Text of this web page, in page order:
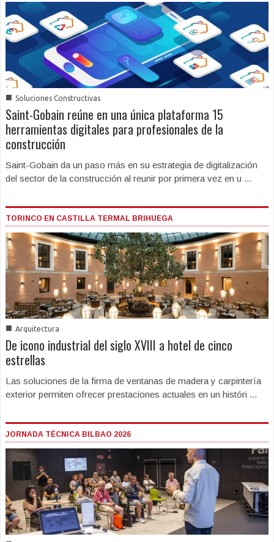
■ Soluciones Constructivas
Saint-Gobain reúne en una única plataforma 15
herramientas digitales para profesionales de la
construcción
Saint-Gobain da un paso más en su estrategia de digitalización
del sector de la construcción al reunir por primera vez en u ...
TORINCO EN CASTILLA TERMAL BRIHUEGA
■ Arquitectura
De icono industrial del siglo XVIII a hotel de cinco
estrellas
Las soluciones de la firma de ventanas de madera y carpintería
exterior permiten ofrecer prestaciones actuales en un históri ...
JORNADA TÉCNICA BILBAO 2026